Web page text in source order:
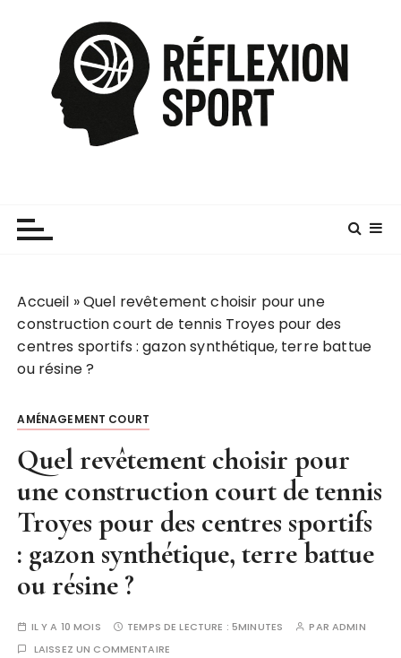
Accueil »Quel revêtement choisir pour une
construction court de tennis Troyes pour des
centres sportifs : gazon synthétique, terre battue
ou résine ?
AMÉNAGEMENT COURT
Quel revêtement choisir pour
une construction court de tennis
Troyes pour des centres sportifs
: gazon synthétique, terre battue
ou résine ?
IL Y A 10 MOIS TEMPS DE LECTURE : 5MINUTES PARADMIN
LAISSEZ UN COMMENTAIRE